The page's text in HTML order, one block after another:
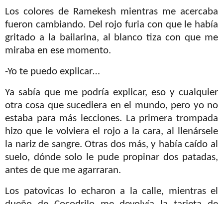
Los colores de Ramekesh mientras me acercaba
fueron cambiando. Del rojo furia con que le había
gritado a la bailarina, al blanco tiza con que me
miraba en ese momento.
-Yo te puedo explicar…
Ya sabía que me podría explicar, eso y cualquier
otra cosa que sucediera en el mundo, pero yo no
estaba para más lecciones. La primera trompada
hizo que le volviera el rojo a la cara, al llenársele
la nariz de sangre. Otras dos más, y había caído al
suelo, dónde solo le pude propinar dos patadas,
antes de que me agarraran.
Los patovicas lo echaron a la calle, mientras el